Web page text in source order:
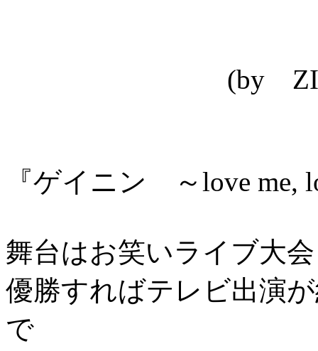
(by
『ゲイニン ～love me,
舞台はお笑いライブ大
優勝すればテレビ出演
で